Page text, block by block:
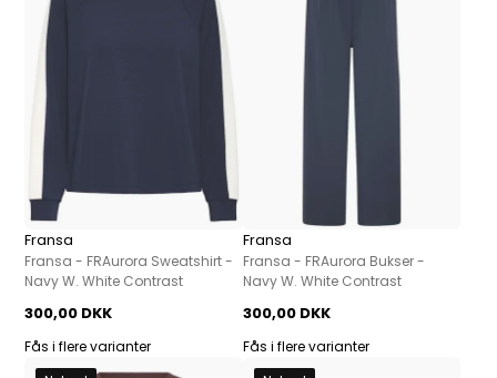
Fransa
Fransa - FRAurora Sweatshirt -
Navy W. White Contrast
300,00 DKK
Fås i flere varianter
Fransa
Fransa - FRAurora Bukser -
Navy W. White Contrast
300,00 DKK
Fås i flere varianter